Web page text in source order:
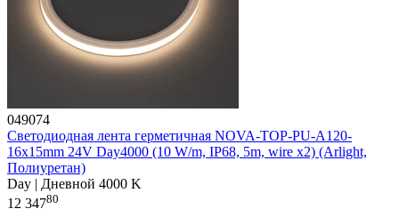
049074
Светодиодная лента герметичная NOVA-TOP-PU-A120-
16x15mm 24V Day4000 (10 W/m, IP68, 5m, wire x2) (Arlight,
Полиуретан)
Day | Дневной 4000 K
12 34780